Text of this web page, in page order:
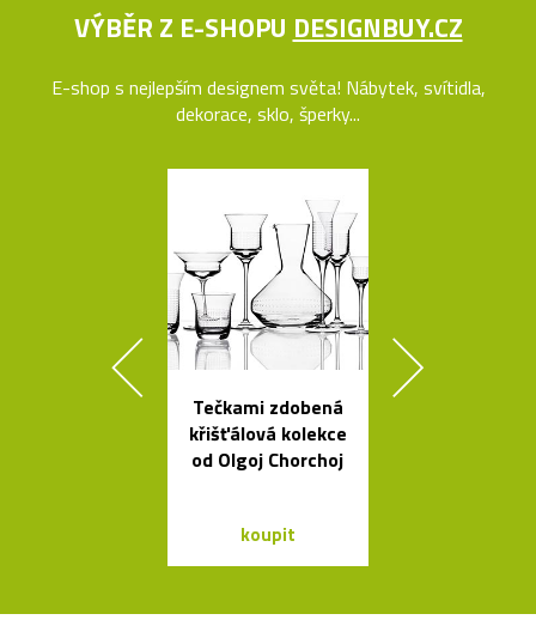
VÝBĚR Z E-SHOPU DESIGNBUY.CZ
E-shop s nejlepším designem světa! Nábytek, svítidla,
dekorace, sklo, šperky...
Tečkami zdobená
křišťálová kolekce
od Olgoj Chorchoj
koupit